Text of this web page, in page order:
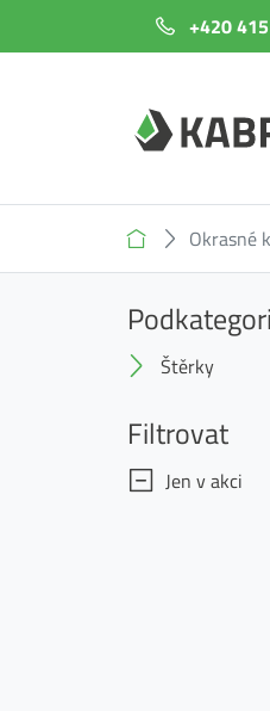
+420
Okrasné
Štěrky
Filtrovat
Jen v akci